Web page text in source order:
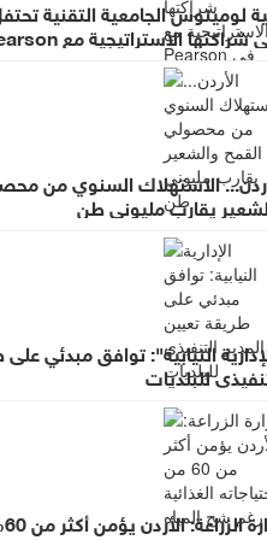
BTEC
الاستهلاك السنوي من
يقارب مليوني طن
النيابية": توافق مبدئي
للبلديات